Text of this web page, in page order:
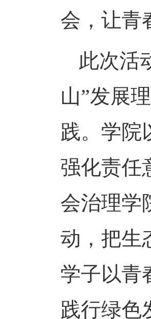
会，让青
此次活
山”发展
践。学院
强化责任
会治理学
动，把生
学子以青
践行绿色